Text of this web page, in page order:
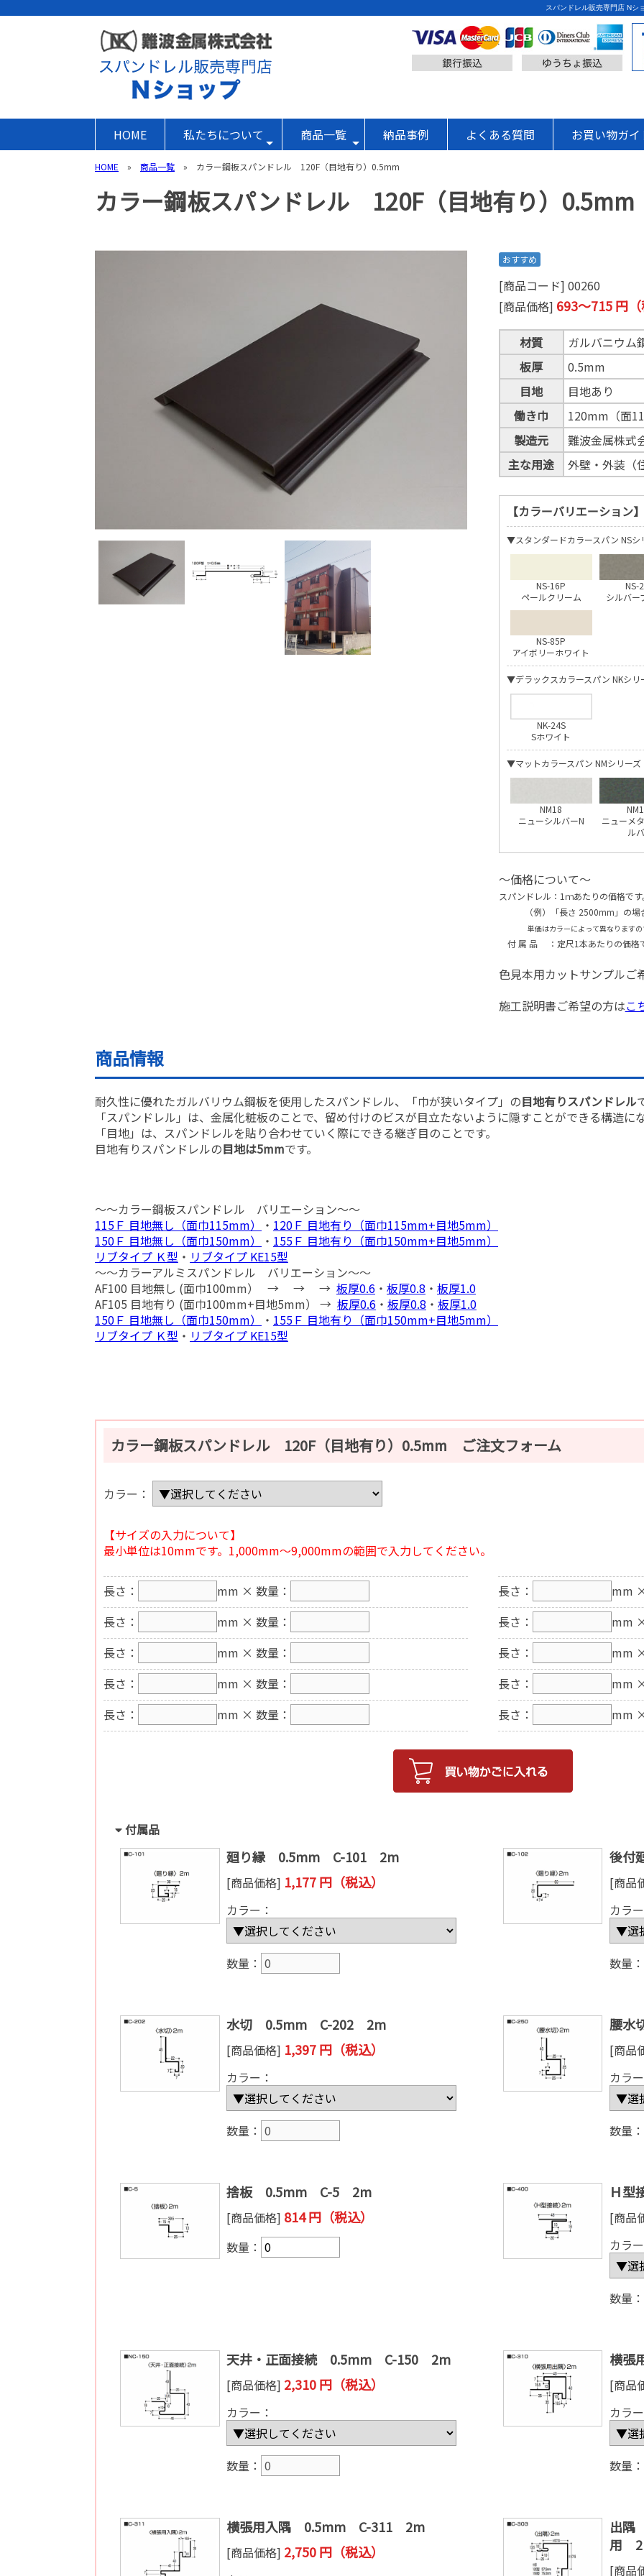
スパンドレル販売専門店 N
HOME 私たちについて 商品一覧 納品事例 よくある質問 お買い物ガイ
HOME » 商品一覧 » カラー鋼板スパンドレル 120F（目地有り）0.5mm
カラー鋼板スパンドレル 120F（目地有り）0.5mm
おすすめ
[商品コード] 00260
[商品価格] 693～715 円
材質
ガルバニウム
板厚
0.5mm
目地
目地あり
働き巾
120mm（面
製造元
難波金属株式
主な用途
外壁・外装（
【カラーバリエーション】
▼スタンダードカラースパン NSシ
NS-16P
ペールクリーム
NS-
シルバー
NS-85P
アイボリーホワイト
▼デラックスカラースパン NKシリ
NK-24S
Sホワイト
▼マットカラースパン NMシリーズ
NM18
ニューシルバーN
ニューメ
ル
～価格について～
スパンドレル：1ｍあたりの価格です
（例）「長さ 2500mm」の場合
単価はカラーによって異なりますので
付 属 品 ：定尺1本あたりの価格
色見本用カットサンプルご
施工説明書ご希望の方はこ
商品情報
耐久性に優れたガルバリウム鋼板を使用したスパンドレル、「巾が狭いタイプ」の目地有りスパンドレル
「スパンドレル」は、金属化粧板のことで、留め付けのビスが目立たないように隠すことができる構造に
「目地」は、スパンドレルを貼り合わせていく際にできる継ぎ目のことです。
目地有りスパンドレルの目地は5mmです。
～～カラー鋼板スパンドレル バリエーション～～
115Ｆ 目地無し（面巾115mm）
・ 120Ｆ 目地有り（面巾115mm+目地5mm）
150Ｆ 目地無し（面巾150mm）
・ 155Ｆ 目地有り（面巾150mm+目地5mm）
リブタイプ Ｋ型 ・ リブタイプ KE15型
～～カラーアルミスパンドレル バリエーション～～
AF100 目地無し (面巾100mm） → → → 板厚0.6 ・ 板厚0.8 ・ 板厚1.0
AF105 目地有り (面巾100mm+目地5mm） → 板厚0.6 ・ 板厚0.8 ・ 板厚1.0
150Ｆ 目地無し（面巾150mm）
・ 155Ｆ 目地有り（面巾150mm+目地5mm）
リブタイプ Ｋ型 ・ リブタイプ KE15型
カラー鋼板スパンドレル 120F（目地有り）0.5mm ご注文フォーム
カラー：
【サイズの入力について】
最小単位は10mmです。1,000mm～9,000mmの範囲で入力してください。
長さ： mm × 数量：
長さ：
mm × 数量：
長さ：
mm × 数量：
長さ：
mm × 数量：
長さ：
mm × 数量：
長さ： mm
長さ：
mm
長さ：
mm
長さ：
mm
長さ：
mm
付属品
廻り縁 0.5mm C-101 2m
[商品価格] 1,177 円（税込）
カラー：
数量：
後付
[商品
カラ
数量：
水切 0.5mm C-202 2m
[商品価格] 1,397 円（税込）
カラー：
数量：
腰
[商品
カラ
数量：
捨板 0.5mm C-5 2m
[商品価格] 814 円（税込）
数量：
Ｈ
[商品
カラ
数量：
天井・正面接続 0.5mm C-150 2m
[商品価格] 2,310 円（税込）
カラー：
数量：
横
[商品
カラ
数量：
横張用入隅 0.5mm C-311 2m
[商品価格] 2,750 円（税込）
出
用
[商品